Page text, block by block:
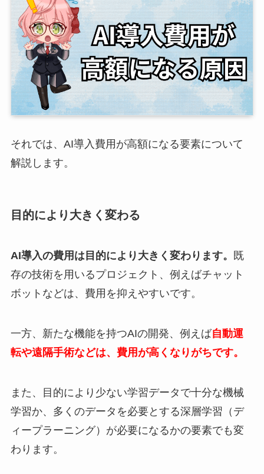
それでは、AI導入費用が高額になる要素について
解説します。
目的により大きく変わる
AI導入の費用は目的により大きく変わります。
既
存の技術を用いるプロジェクト、例えばチャット
ボットなどは、費用を抑えやすいです。
一方、新たな機能を持つAIの開発、例えば自動運
転や遠隔手術などは、費用が高くなりがちです。
また、目的により少ない学習データで十分な機械
学習か、多くのデータを必要とする深層学習（デ
ィープラーニング）が必要になるかの要素でも変
わります。